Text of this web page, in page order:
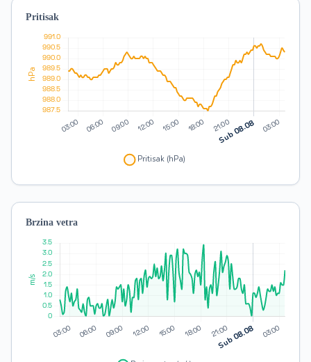
Pritisak
Brzina vetra